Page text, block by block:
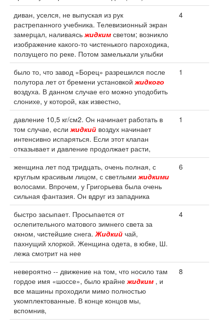
диван, уселся, не выпуская из рук
растрепанного учебника. Телевизионный экран
замерцал, наливаясьжидким светом; возникло
изображение какого-то чистенького пароходика,
ползущего по реке. Потом замелькали улыбки
4
было то, что завод «Борец» разрешился после
полутора лет от бремени установкойжидкого
воздуха. В данном случае его можно уподобить
слонихе, у которой, как известно,
1
давление 10,5 кг/см2. Он начинает работать в
том случае, еслижидкий воздух начинает
интенсивно испаряться. Если этот клапан
отказывает и давление продолжает расти,
1
женщина лет под тридцать, очень полная, с
круглым красивым лицом, с светлымижидкими
волосами. Впрочем, у Григорьева была очень
сильная фантазия. Он вдруг из западника
6
быстро засыпает. Просыпается от
ослепительного матового зимнего света за
окном, чистейшие снега.Жидкий чай,
пахнущий хлоркой. Женщина одета, в юбке, Ш.
лежа смотрит на нее
4
невероятно -- движение на том, что носило там
гордое имя «шоссе», было крайнежидким , и
все машины проходили мимо полностью
укомплектованные. В конце концов мы,
вспомнив,
8